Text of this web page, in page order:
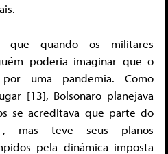
que quando os militares
poderia imaginar que o
uma pandemia. Como
[13], Bolsonaro planejava
se acreditava que parte do
mas teve seus planos
pela dinâmica imposta